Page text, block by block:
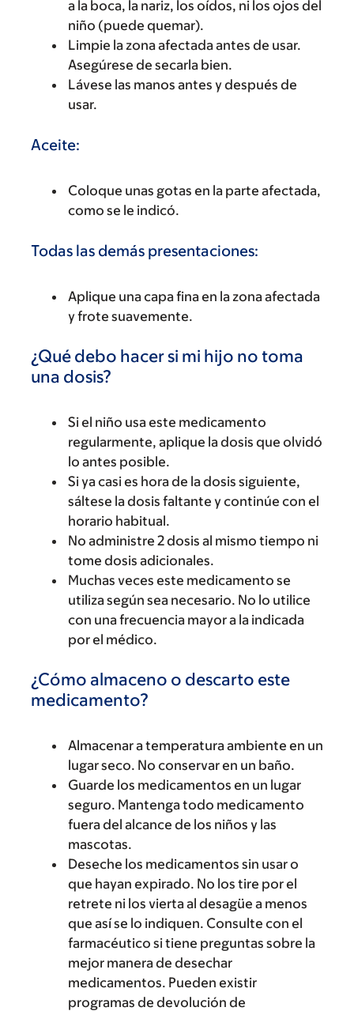
a la boca, la nariz, los oídos, ni los ojos del
niño (puede quemar).
Limpie la zona afectada antes de usar.
Asegúrese de secarla bien.
Lávese las manos antes y después de
usar.
Aceite:
Coloque unas gotas en la parte afectada,
como se le indicó.
Todas las demás presentaciones:
Aplique una capa fina en la zona afectada
y frote suavemente.
¿Qué debo hacer si mi hijo no toma
una dosis?
Si el niño usa este medicamento
regularmente, aplique la dosis que olvidó
lo antes posible.
Si ya casi es hora de la dosis siguiente,
sáltese la dosis faltante y continúe con el
horario habitual.
No administre 2 dosis al mismo tiempo ni
tome dosis adicionales.
Muchas veces este medicamento se
utiliza según sea necesario. No lo utilice
con una frecuencia mayor a la indicada
por el médico.
¿Cómo almaceno o descarto este
medicamento?
Almacenar a temperatura ambiente en un
lugar seco. No conservar en un baño.
Guarde los medicamentos en un lugar
seguro. Mantenga todo medicamento
fuera del alcance de los niños y las
mascotas.
Deseche los medicamentos sin usar o
que hayan expirado. No los tire por el
retrete ni los vierta al desagüe a menos
que así se lo indiquen. Consulte con el
farmacéutico si tiene preguntas sobre la
mejor manera de desechar
medicamentos. Pueden existir
programas de devolución de